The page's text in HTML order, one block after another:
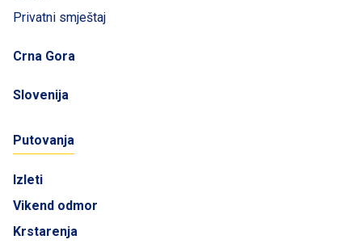
Privatni smještaj
Crna Gora
Slovenija
Putovanja
Izleti
Vikend odmor
Krstarenja